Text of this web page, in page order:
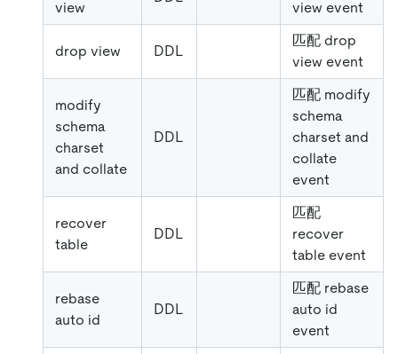
view view event
drop view DDL
匹配 drop
view event
modify
schema
charset
and collate
DDL
匹配 modify
schema
charset and
collate
event
recover
table
DDL
匹配
recover
table event
rebase
auto id
DDL
匹配 rebase
auto id
event